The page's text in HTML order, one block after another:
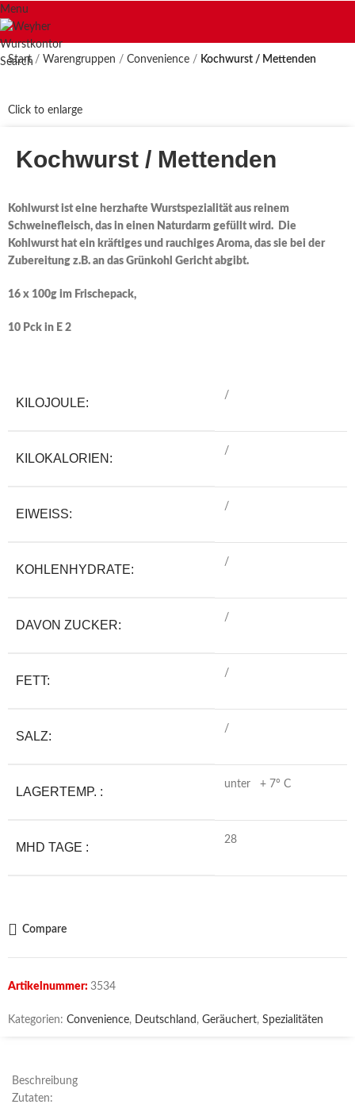
Menu
Search
Start Warengruppen Convenience Kochwurst / Mettenden
Click to enlarge
Kochwurst / Mettenden
Kohlwurst ist eine herzhafte Wurstspezialität aus reinem
Schweinefleisch, das in einen Naturdarm gefüllt wird. Die
Kohlwurst hat ein kräftiges und rauchiges Aroma, das sie bei der
Zubereitung z.B. an das Grünkohl Gericht abgibt.
16 x 100g im Frischepack,
10 Pck in E 2
KILOJOULE:
/
KILOKALORIEN:
/
EIWEISS:
/
KOHLENHYDRATE:
/
DAVON ZUCKER:
/
FETT:
/
SALZ:
/
LAGERTEMP. :
unter + 7° C
MHD TAGE :
28
Compare
Artikelnummer: 3534
Kategorien: Convenience, Deutschland , Geräuchert, Spezialitäten
Beschreibung
Zutaten: